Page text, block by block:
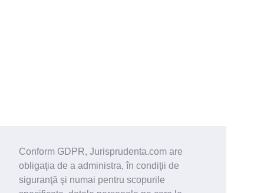
Conform GDPR, Jurisprudenta.com are
obligaţia de a administra, în condiţii de
siguranţă şi numai pentru scopurile